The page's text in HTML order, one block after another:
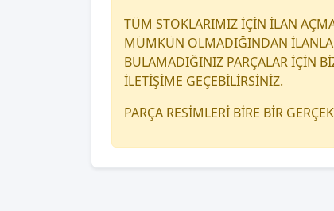
TÜM STOKLARIMIZ İÇİN İLAN
MÜMKÜN OLMADIĞINDAN
BULAMADIĞINIZ PARÇALAR İÇİN
İLETİŞİME GEÇEBİLİRSİNİZ.
PARÇA RESİMLERİ BİRE BİR